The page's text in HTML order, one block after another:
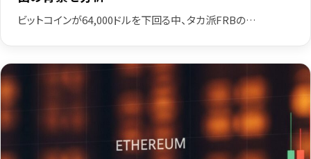
ビットコインが64,000ドルを下回る中、タカ派FRBの…